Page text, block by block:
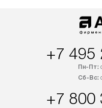
+7 495
Пн-Пт:
Сб-Вс:
+7 800